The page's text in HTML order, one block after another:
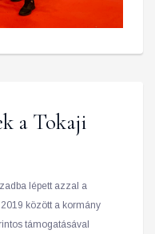
a Tokaji
lépett azzal a
között a kormány
támogatásával